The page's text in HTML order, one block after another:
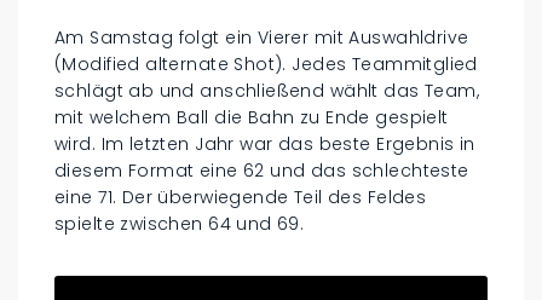
Am Samstag folgt ein Vierer mit Auswahldrive
(Modified alternate Shot). Jedes Teammitglied
schlägt ab und anschließend wählt das Team,
mit welchem Ball die Bahn zu Ende gespielt
wird. Im letzten Jahr war das beste Ergebnis in
diesem Format eine 62 und das schlechteste
eine 71. Der überwiegende Teil des Feldes
spielte zwischen 64 und 69.